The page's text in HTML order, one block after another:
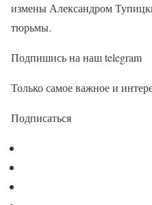
измены Александром
тюрьмы.
Подпишись на наш telegram
Только самое важное и
Подписаться